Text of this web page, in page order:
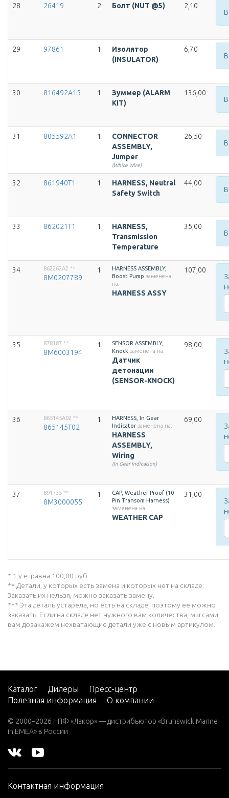
28 26419 2 Болт (NUT @5)
2,10
29 97861 1
Изолятор
(INSULATOR)
6,70
30 816492A15 1
Зуммер (ALARM
KIT)
136,00
31 805592A1 1
CONNECTOR
ASSEMBLY,
Jumper
(White Wire)
26,50
32 861940T1 1
HARNESS, Neutral
Safety Switch
44,00
33 862021T1 1
HARNESS,
Transmission
Temperature
35,00
34 862262A2 **
8M0207789
1
HARNESS ASSEMBLY,
Boost Pump заменена
на:
HARNESS ASSY
107,00
35 878187 **
8M6003194
1
SENSOR ASSEMBLY,
Knock заменена на:
Датчик
детонации
(SENSOR-KNOCK)
98,00
36 865145A02 **
865145T02
1
HARNESS, In Gear
Indicator заменена на:
HARNESS
ASSEMBLY,
Wiring
(In Gear Indication)
69,00
37 891735 **
8M3000055
1
CAP, Weather Proof (10
Pin Transom Harness)
заменена на:
WEATHER CAP
31,00
* 1 у.е. равна 100,00 руб.
** Детали, у которых есть замена и которых нет на складе.
Заказать их нельзя, можно заказать замену.
*** Эта деталь устарела, но есть на складе, поэтому ее можно
заказать. Если на складе нет нужного вам количества, мы сами
вам дозакажем нехватающие детали уже с новым артикулом.
Каталог Дилеры
Пресс-центр
Полезная информация
О компании
© 2000–2026 НПФ «Лакор» — дистрибьютор «Brunswick Marine
in EMEA» в России
Контактная информация